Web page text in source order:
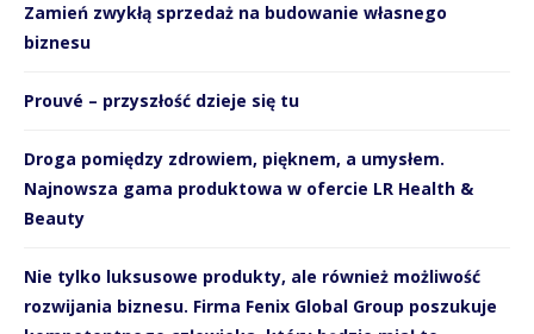
Zamień zwykłą sprzedaż na budowanie własnego
biznesu
Prouvé – przyszłość dzieje się tu
Droga pomiędzy zdrowiem, pięknem, a umysłem.
Najnowsza gama produktowa w ofercie LR Health &
Beauty
Nie tylko luksusowe produkty, ale również możliwość
rozwijania biznesu. Firma Fenix Global Group poszukuje